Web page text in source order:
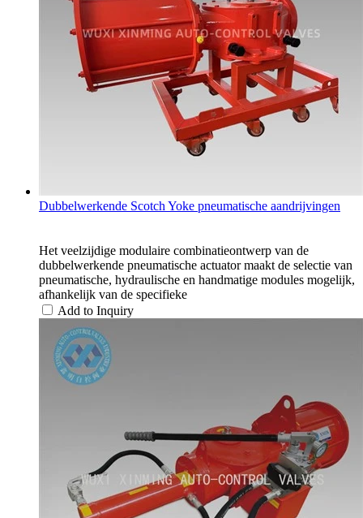
Dubbelwerkende Scotch Yoke pneumatische aandrijvingen
Het veelzijdige modulaire combinatieontwerp van de
dubbelwerkende pneumatische actuator maakt de selectie van
pneumatische, hydraulische en handmatige modules mogelijk,
afhankelijk van de specifieke
Add to Inquiry